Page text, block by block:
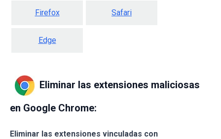
Firefox Safari
Edge
Eliminar las extensiones maliciosas
en Google Chrome:
Eliminar las extensiones vinculadas con